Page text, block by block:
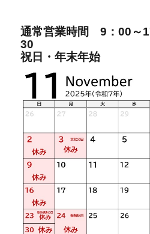
通常営業時間9：00～
30
祝日・年末年始